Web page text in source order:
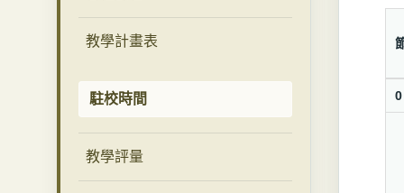
教學計畫表
駐校時間
教學評量